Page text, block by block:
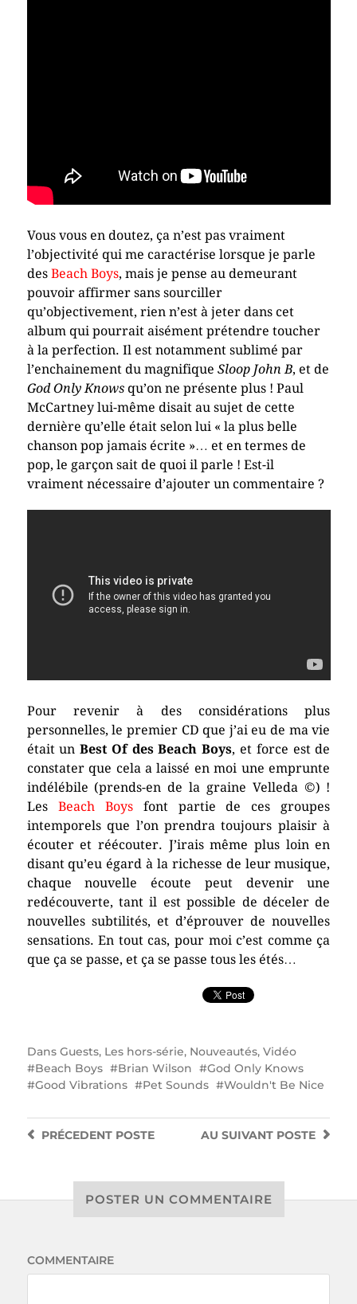
Vous vous en doutez, ça n’est pas vraiment
l’objectivité qui me caractérise lorsque je parle
des Beach Boys, mais je pense au demeurant
pouvoir affirmer sans sourciller
qu’objectivement, rien n’est à jeter dans cet
album qui pourrait aisément prétendre toucher
à la perfection. Il est notamment sublimé par
l’enchainement du magnifique Sloop John B, et de
God Only Knows qu’on ne présente plus ! Paul
McCartney lui-même disait au sujet de cette
dernière qu’elle était selon lui « la plus belle
chanson pop jamais écrite »… et en termes de
pop, le garçon sait de quoi il parle ! Est-il
vraiment nécessaire d’ajouter un commentaire ?
Pour revenir à des considérations plus
personnelles, le premier CD que j’ai eu de ma vie
était unBest Of des Beach Boys, et force est de
constater que cela a laissé en moi une emprunte
indélébile (prends-en de la graine Velleda ©) !
Les Beach Boysfont partie de ces groupes
intemporels que l’on prendra toujours plaisir à
écouter et réécouter. J’irais même plus loin en
disant qu’eu égard à la richesse de leur musique,
chaque nouvelle écoute peut devenir une
redécouverte, tant il est possible de déceler de
nouvelles subtilités, et d’éprouver de nouvelles
sensations. En tout cas, pour moi c’est comme ça
que ça se passe, et ça se passe tous les étés…
Dans Guests, Les hors-série, Nouveautés, Vidéo
Beach Boys
Brian Wilson
God Only Knows
Good Vibrations
Pet Sounds Wouldn't Be Nice
AU SUIVANT POSTE
PRÉCEDENTPOSTE
POSTER UN COMMENTAIRE
COMMENTAIRE